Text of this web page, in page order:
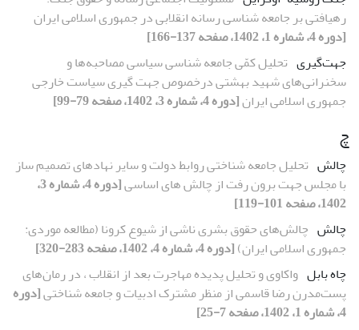
رهیافتی بر جامعه شناسی رسانه انقلابی در جمهوری اسلامی ایران
[دوره 4، شماره 1، 1402، صفحه 137-166]
جهت‌گیری تحلیل کمّی جامعه شناسی سیاسی مصاحبه‌ها و
سخنرانی‌های شهید بهشتی درخصوص جهت گیری سیاست خارجی
جمهوری اسلامی ایران[دوره 4، شماره 3، 1402، صفحه 79-99]
چ
چالش تحلیل جامعه شناختی روابط دولت و سایر نهادهای تصمیم ساز
با مجلس جهت برون رفت از چالش های اساسی
[دوره 4، شماره 3،
1402، صفحه 101-119]
چالش چالش‌های حقوق بشری ناشی از شیوع کرونا (مطالعه موردی:
جمهوری اسلامی ایران)[دوره 4، شماره 4، 1402، صفحه 283-320]
چاه بابل واکاوی و تحلیل پدیده مهاجرت بعد از انقلاب ، در رمان‌های
پست‌مدرن رضا قاسمی از منظر مشترک ادبیات و جامعه شناختی[دوره
4، شماره 1، 1402، صفحه 7-25]